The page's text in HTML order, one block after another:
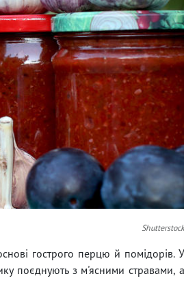
Shutterstock
гострого перцю й помідорів. У
поєднують з м'ясними стравами, а